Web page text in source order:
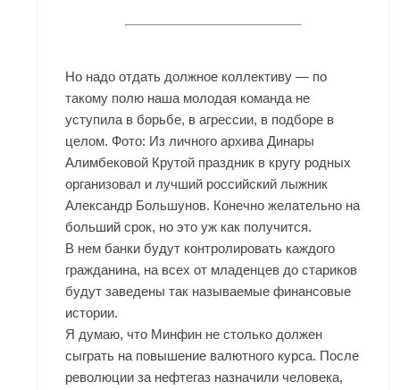
Но надо отдать должное коллективу — по
такому полю наша молодая команда не
уступила в борьбе, в агрессии, в подборе в
целом. Фото: Из личного архива Динары
Алимбековой Крутой праздник в кругу родных
организовал и лучший российский лыжник
Александр Большунов. Конечно желательно на
больший срок, но это уж как получится.
В нем банки будут контролировать каждого
гражданина, на всех от младенцев до стариков
будут заведены так называемые финансовые
истории.
Я думаю, что Минфин не столько должен
сыграть на повышение валютного курса. После
революции за нефтегаз назначили человека,